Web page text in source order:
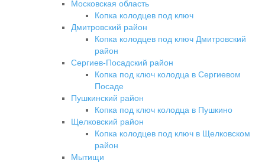
Московская область
Копка колодцев под ключ
Дмитровский район
Копка колодцев под ключ Дмитровский
район
Сергиев-Посадский район
Копка под ключ колодца в Сергиевом
Посаде
Пушкинский район
Копка под ключ колодца в Пушкино
Щелковский район
Копка колодцев под ключ в Щелковском
район
Мытищи